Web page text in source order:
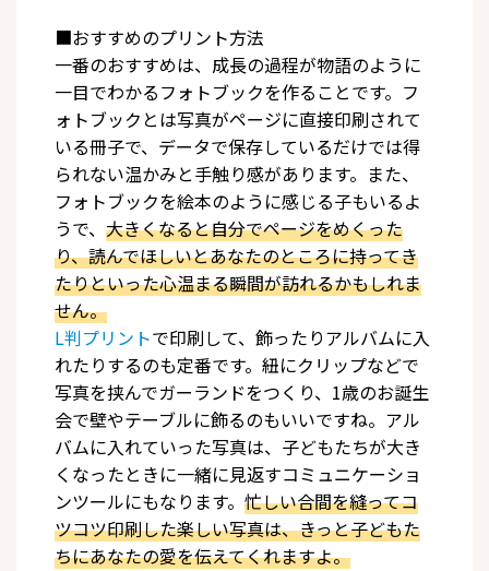
■おすすめのプリント方法
一番のおすすめは、成長の過程が物語のように
一目でわかるフォトブックを作ることです。フ
ォトブックとは写真がページに直接印刷されて
いる冊子で、データで保存しているだけでは得
られない温かみと手触り感があります。また、
フォトブックを絵本のように感じる子もいるよ
うで、 大きくなると自分でページをめくった
り、読んでほしいとあなたのところに持ってき
たりといった心温まる瞬間が訪れるかもしれま
せん。
L判プリントで印刷して、飾ったりアルバムに入
れたりするのも定番です。紐にクリップなどで
写真を挟んでガーランドをつくり、1歳のお誕生
会で壁やテーブルに飾るのもいいですね。アル
バムに入れていった写真は、子どもたちが大き
くなったときに一緒に見返すコミュニケーショ
ンツールにもなります。 忙しい合間を縫ってコ
ツコツ印刷した楽しい写真は、きっと子どもた
ちにあなたの愛を伝えてくれますよ。